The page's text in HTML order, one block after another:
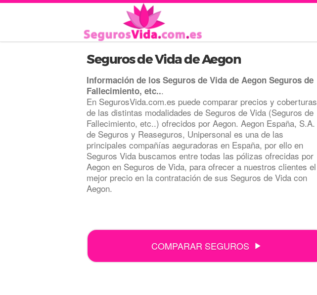
Seguros de Vida de Aegon
Información de los Seguros de Vida de Aegon Seguros de
Fallecimiento, etc...
En SegurosVida.com.es puede comparar precios y coberturas
de las distintas modalidades de Seguros de Vida (Seguros de
Fallecimiento, etc..) ofrecidos por Aegon. Aegon España, S.A.
de Seguros y Reaseguros, Unipersonal es una de las
principales compañías aeguradoras en España, por ello en
Seguros Vida buscamos entre todas las pólizas ofrecidas por
Aegon en Seguros de Vida, para ofrecer a nuestros clientes el
mejor precio en la contratación de sus Seguros de Vida con
Aegon.
COMPARAR SEGUROS